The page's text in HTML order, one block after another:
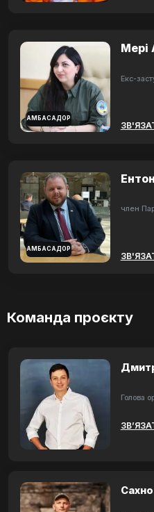
АМБАСАДОР
Мері
Екс-
АМБАСАДОР
член
Команда проєкту
Голова